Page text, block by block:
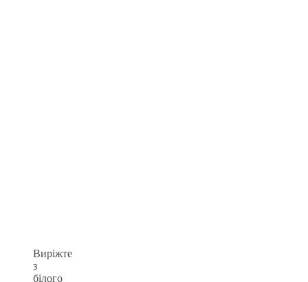
Виріжте
з
білого